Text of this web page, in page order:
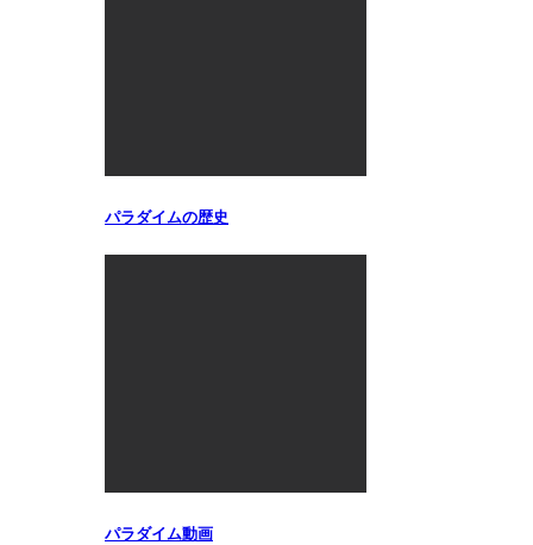
パラダイムの歴史
パラダイム動画